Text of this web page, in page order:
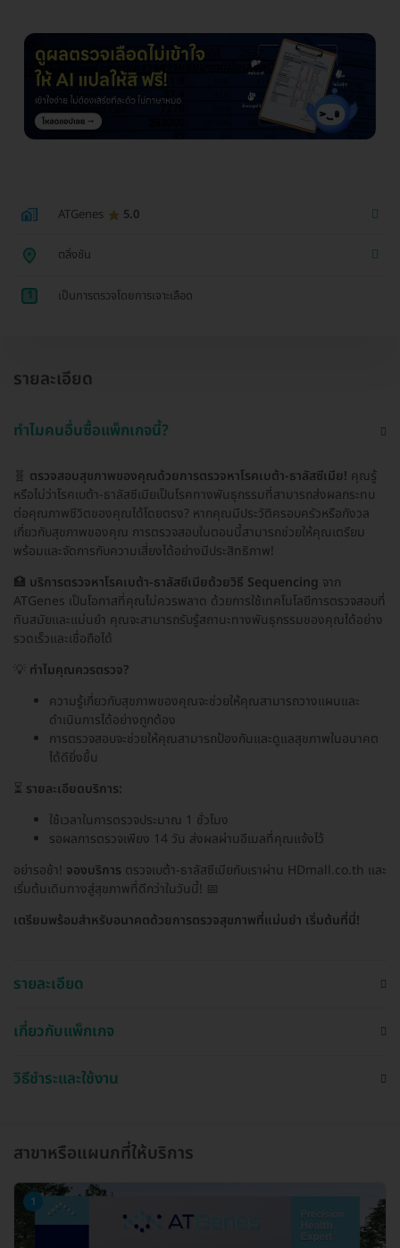
ATGenes 5.0
ตลิ่งชัน
1 เป็นการตรวจโดยการเจาะเลือด
รายละเอียด
ทำไมคนอื่นซื้อแพ็กเกจนี้?
🧬 ตรวจสอบสุขภาพของคุณด้วยการตรวจหาโรคเบต้า-ธาลัสซีเมีย! คุณรู้
หรือไม่ว่าโรคเบต้า-ธาลัสซีเมียเป็นโรคทางพันธุกรรมที่สามารถส่งผลกระทบ
ต่อคุณภาพชีวิตของคุณได้โดยตรง? หากคุณมีประวัติครอบครัวหรือกังวล
เกี่ยวกับสุขภาพของคุณ การตรวจสอบในตอนนี้สามารถช่วยให้คุณเตรียม
พร้อมและจัดการกับความเสี่ยงได้อย่างมีประสิทธิภาพ!
🏥 บริการตรวจหาโรคเบต้า-ธาลัสซีเมียด้วยวิธี Sequencing จาก
ATGenes เป็นโอกาสที่คุณไม่ควรพลาด ด้วยการใช้เทคโนโลยีการตรวจสอบที่
ทันสมัยและแม่นยำ คุณจะสามารถรับรู้สถานะทางพันธุกรรมของคุณได้อย่าง
รวดเร็วและเชื่อถือได้
💡 ทำไมคุณควรตรวจ?
ความรู้เกี่ยวกับสุขภาพของคุณจะช่วยให้คุณสามารถวางแผนและ
ดำเนินการได้อย่างถูกต้อง
การตรวจสอบจะช่วยให้คุณสามารถป้องกันและดูแลสุขภาพในอนาคต
ได้ดียิ่งขึ้น
⏳ รายละเอียดบริการ:
ใช้เวลาในการตรวจประมาณ 1 ชั่วโมง
รอผลการตรวจเพียง 14 วัน ส่งผลผ่านอีเมลที่คุณแจ้งไว้
อย่ารอช้า! จองบริการ ตรวจเบต้า-ธาลัสซีเมียกับเราผ่าน HDmall.co.th และ
เริ่มต้นเดินทางสู่สุขภาพที่ดีกว่าในวันนี้! 📅
เตรียมพร้อมสำหรับอนาคตด้วยการตรวจสุขภาพที่แม่นยำ เริ่มต้นที่นี่!
รายละเอียด
เกี่ยวกับแพ็กเกจ
วิธีชำระและใช้งาน
สาขาหรือแผนกที่ให้บริการ
1